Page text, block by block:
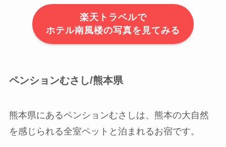
楽天トラベルで
ホテル南風楼の写真を見てみる
ペンションむさし/熊本県
熊本県にあるペンションむさしは、熊本の大自然
を感じられる全室ペットと泊まれるお宿です。